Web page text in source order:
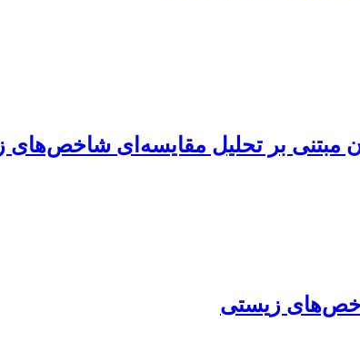
مبتنی بر تحلیل مقایسه‌ای
زیستی